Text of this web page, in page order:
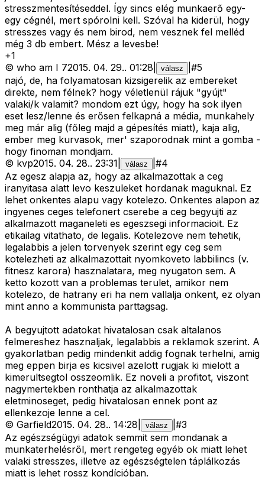
stresszmentesítéseddel. Így sincs elég munkaerő egy-
egy cégnél, mert spórolni kell. Szóval ha kiderül, hogy
stresszes vagy és nem birod, nem vesznek fel melléd
még 3 db embert. Mész a levesbe!
+1
© who am I 72015. 04. 29.. 01:28 válasz #5
najó, de, ha folyamatosan kizsigerelik az embereket
direkte, nem félnek? hogy véletlenül rájuk "gyújt"
valaki/k valamit? mondom ezt úgy, hogy ha sok ilyen
eset lesz/lenne és erősen felkapná a média, munkahely
meg már alig (főleg majd a gépesítés miatt), kaja alig,
ember meg kurvasok, mer' szaporodnak mint a gomba -
hogy finoman mondjam.
© kvp2015. 04. 28.. 23:31 válasz #4
Az egesz alapja az, hogy az alkalmazottak a ceg
iranyitasa alatt levo keszuleket hordanak maguknal. Ez
lehet onkentes alapu vagy kotelezo. Onkentes alapon az
ingyenes ceges telefonert cserebe a ceg begyujti az
alkalmazott maganeleti es egeszsegi informacioit. Ez
etikailag vitathato, de legalis. Kotelezove nem tehetik,
legalabbis a jelen torvenyek szerint egy ceg sem
kotelezheti az alkalmazottait nyomkoveto labbilincs (v.
fitnesz karora) hasznalatara, meg nyugaton sem. A
ketto kozott van a problemas terulet, amikor nem
kotelezo, de hatrany eri ha nem vallalja onkent, ez olyan
mint anno a kommunista parttagsag.
A begyujtott adatokat hivatalosan csak altalanos
felmereshez hasznaljak, legalabbis a reklamok szerint. A
gyakorlatban pedig mindenkit addig fognak terhelni, amig
meg eppen birja es kicsivel azelott rugjak ki mielott a
kimerultsegtol osszeomlik. Ez noveli a profitot, viszont
nagymertekben ronthatja az alkalmazottak
eletminoseget, pedig hivatalosan ennek pont az
ellenkezoje lenne a cel.
© Garfield2015. 04. 28.. 14:28 válasz #3
Az egészségügyi adatok semmit sem mondanak a
munkaterhelésről, mert rengeteg egyéb ok miatt lehet
valaki stresszes, illetve az egészségtelen táplálkozás
miatt is lehet rossz kondícióban.